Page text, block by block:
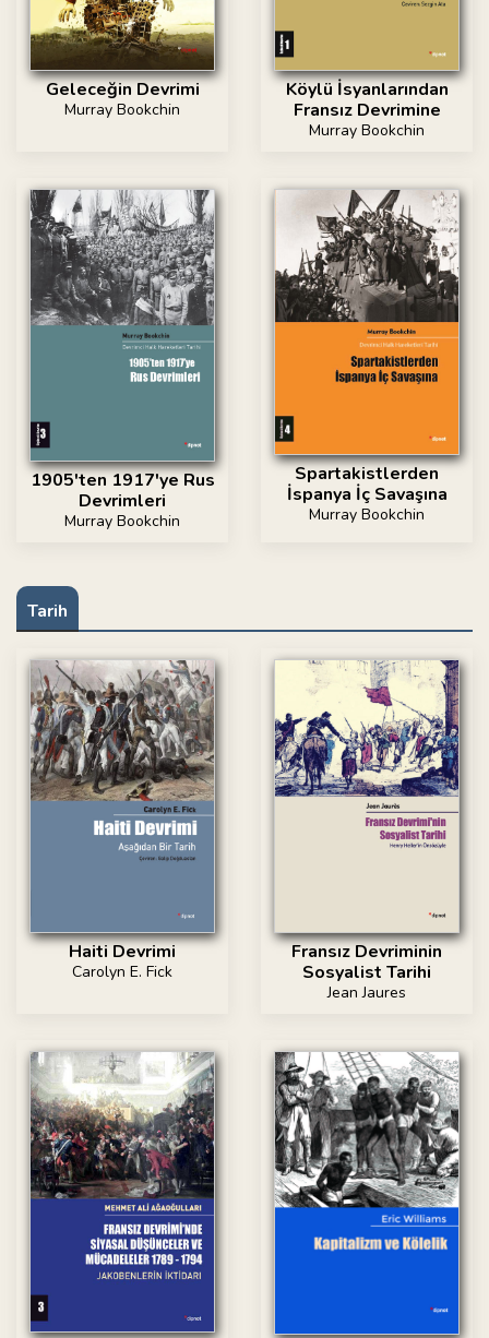
Geleceğin Devrimi
Murray Bookchin
Köylü İsyanlarından
Fransız Devrimine
Murray Bookchin
1905'ten 1917'ye Rus
Devrimleri
Murray Bookchin
Spartakistlerden
İspanya İç Savaşına
Murray Bookchin
Tarih
Haiti Devrimi
Carolyn E. Fick
Fransız Devriminin
Sosyalist Tarihi
Jean Jaures